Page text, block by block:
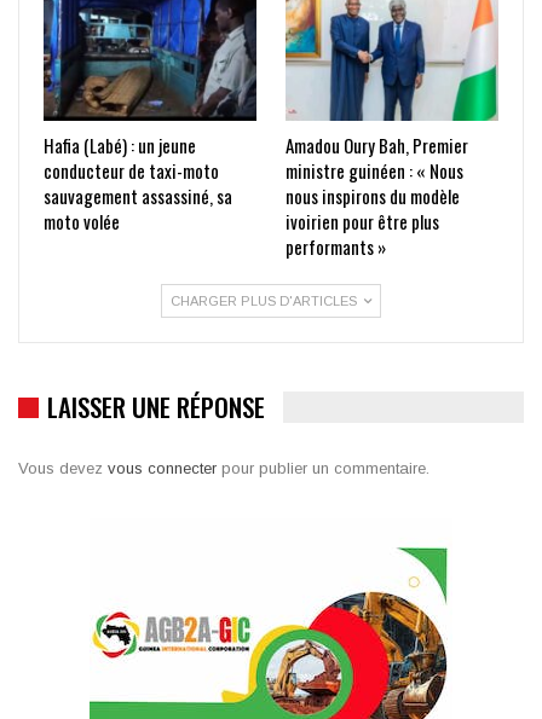
Hafia (Labé) : un jeune
conducteur de taxi-moto
sauvagement assassiné, sa
moto volée
Amadou Oury Bah, Premier
ministre guinéen : « Nous
nous inspirons du modèle
ivoirien pour être plus
performants »
CHARGER PLUS D'ARTICLES
LAISSER UNE RÉPONSE
Vous devez vous connecter pour publier un commentaire.